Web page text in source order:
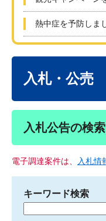
熱中症を予防しま
入札・公売
入札公告の検
電子調達案件は、 入札情
キーワード検索